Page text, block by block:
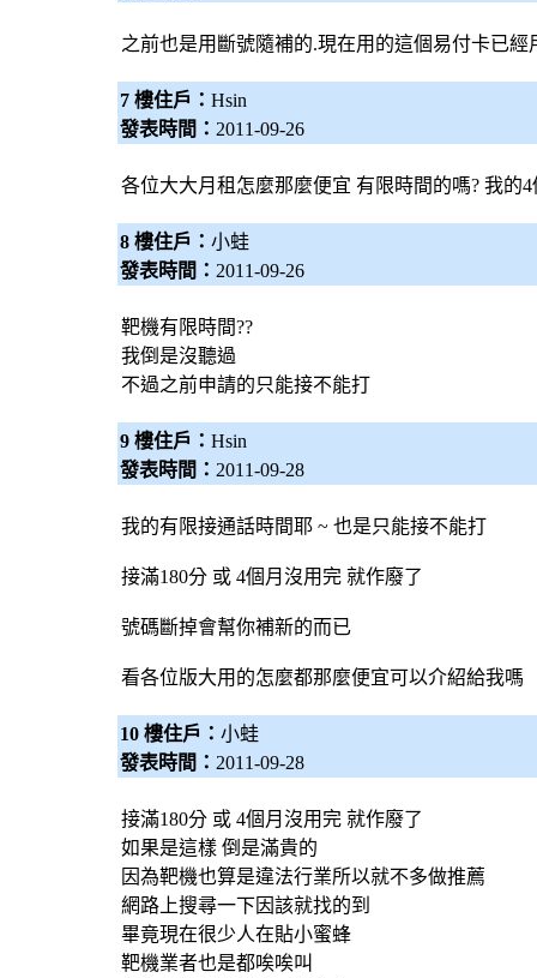
之前也是用斷號隨補的.現在用的這個易付卡已經
7 樓住戶： Hsin
發表時間： 2011-09-26
各位大大月租怎麼那麼便宜 有限時間的嗎? 我的
8 樓住戶： 小蛙
發表時間： 2011-09-26
靶機有限時間??
我倒是沒聽過
不過之前申請的只能接不能打
9 樓住戶： Hsin
發表時間： 2011-09-28
我的有限接通話時間耶 ~ 也是只能接不能打
接滿180分 或 4個月沒用完 就作廢了
號碼斷掉會幫你補新的而已
看各位版大用的怎麼都那麼便宜可以介紹給我嗎
10 樓住戶： 小蛙
發表時間： 2011-09-28
接滿180分 或 4個月沒用完 就作廢了
如果是這樣 倒是滿貴的
因為靶機也算是違法行業所以就不多做推薦
網路上搜尋一下因該就找的到
畢竟現在很少人在貼小蜜蜂
靶機業者也是都唉唉叫